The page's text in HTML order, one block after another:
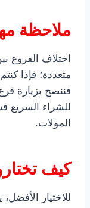
ملاحظة
اختلاف الفروع
متعددة؛ فإذا
فننصح بزيارة
للشراء السريع
المولات.
كيف
للاختيار